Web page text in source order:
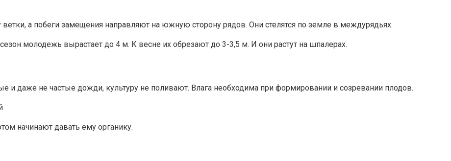
а побеги замещения направляют на южную сторону рядов. Они стелятся по земле в междурядьях.
молодежь вырастает до 4 м. К весне их обрезают до 3-3,5 м. И они растут на шпалерах.
и даже не частые дожди, культуру не поливают. Влага необходима при формировании и созревании плодов.
начинают давать ему органику.